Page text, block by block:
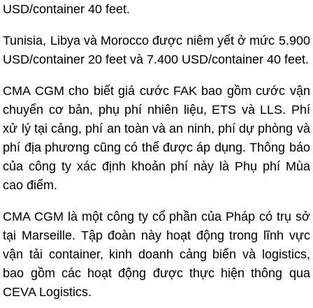
USD/container 40 feet.
Tunisia, Libya và Morocco được niêm yết ở mức 5.900
USD/container 20 feet và 7.400 USD/container 40 feet.
CMA CGM cho biết giá cước FAK bao gồm cước vận
chuyển cơ bản, phụ phí nhiên liệu, ETS và LLS. Phí
xử lý tại cảng, phí an toàn và an ninh, phí dự phòng và
phí địa phương cũng có thể được áp dụng. Thông báo
của công ty xác định khoản phí này là Phụ phí Mùa
cao điểm.
CMA CGM là một công ty cổ phần của Pháp có trụ sở
tại Marseille. Tập đoàn này hoạt động trong lĩnh vực
vận tải container, kinh doanh cảng biển và logistics,
bao gồm các hoạt động được thực hiện thông qua
CEVA Logistics.